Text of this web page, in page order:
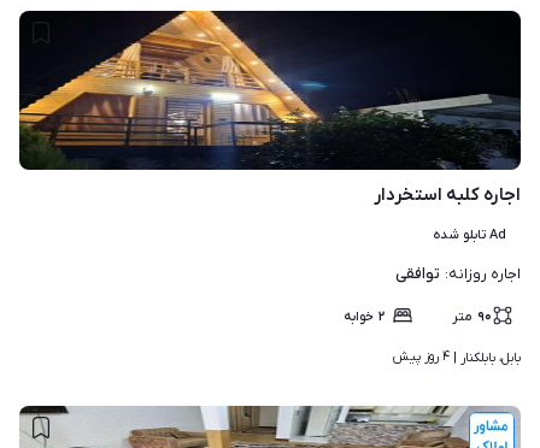
۸
اجاره کلبه استخردار
Ad تابلو شده
اجاره روزانه: توافقی
۹۰ متر ۲ خوابه
بابل، بابلکنار | ۴ روز پیش